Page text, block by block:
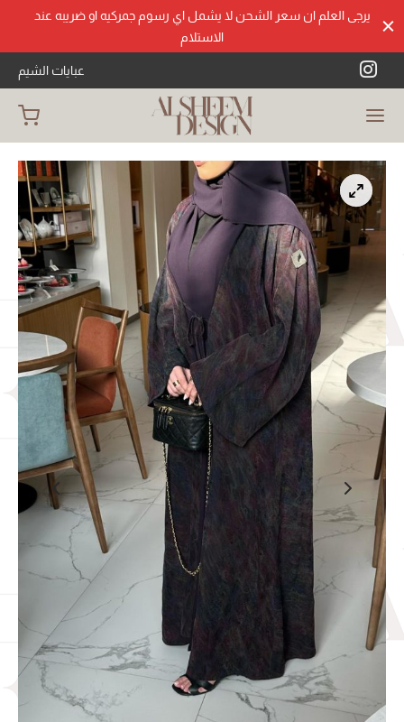
يرجى العلم ان سعر الشحن لا يشمل اي رسوم جمركيه او ضريبه عند
الاستلام
عبايات الشيم